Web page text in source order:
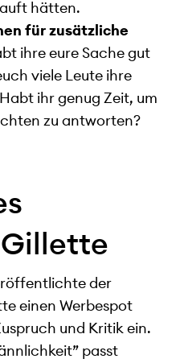
hätten.
für zusätzliche
ihre eure Sache gut
viele Leute ihre
ihr genug Zeit, um
zu antworten?
der
einen Werbespot
und Kritik ein.
passt